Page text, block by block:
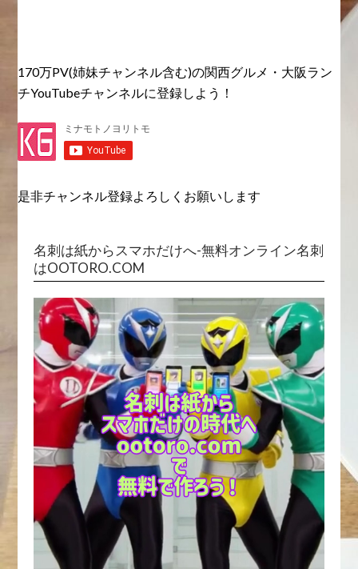
170万PV(姉妹チャンネル含む)の関西グルメ・大阪ラン
チYouTubeチャンネルに登録しよう！
是非チャンネル登録よろしくお願いします
名刺は紙からスマホだけへ-無料オンライン名刺
はOOTORO.COM